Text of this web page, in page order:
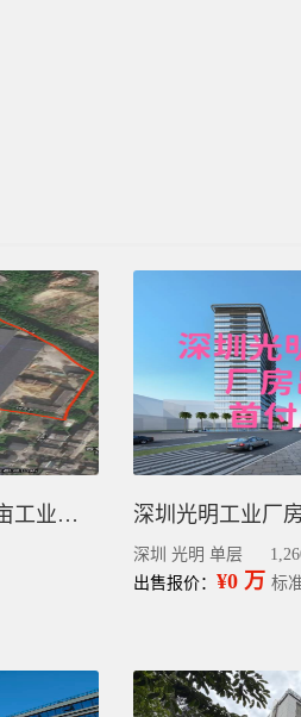
云浮云安厂房出售，100亩工业用地，送5万方建筑
深圳 光明 单层
出售报价： ¥0 万 标